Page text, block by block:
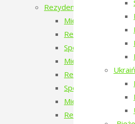
Rezydencje twórcze
Międzynarodowe
Rezydencje
Spotkanie z
Międzynarodowe
Rezydencje
Spotkanie z
Międzynarodowe
Rezydencje